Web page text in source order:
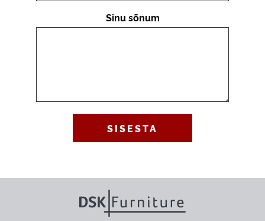
Sinu sõnum